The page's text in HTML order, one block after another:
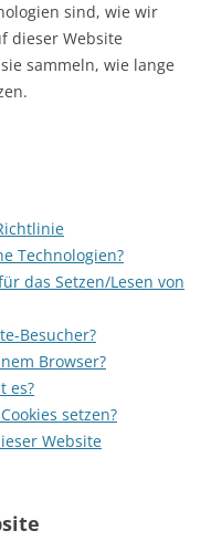
sind, wie wir
dieser Website
sammeln, wie lange
Technologien?
das Setzen/Lesen von
Besucher?
Browser?
es?
setzen?
Website